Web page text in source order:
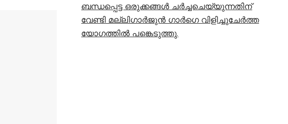
ബന്ധപ്പെട്ട ഒരുക്കങ്ങൾ ചർച്ചചെയ്യുന്നതിന്
വേണ്ടി മല്ലിഗാർജുൻ ഗാർഗെ വിളിച്ചുചേർത്ത
യോഗത്തിൽ പങ്കെടുത്തു.